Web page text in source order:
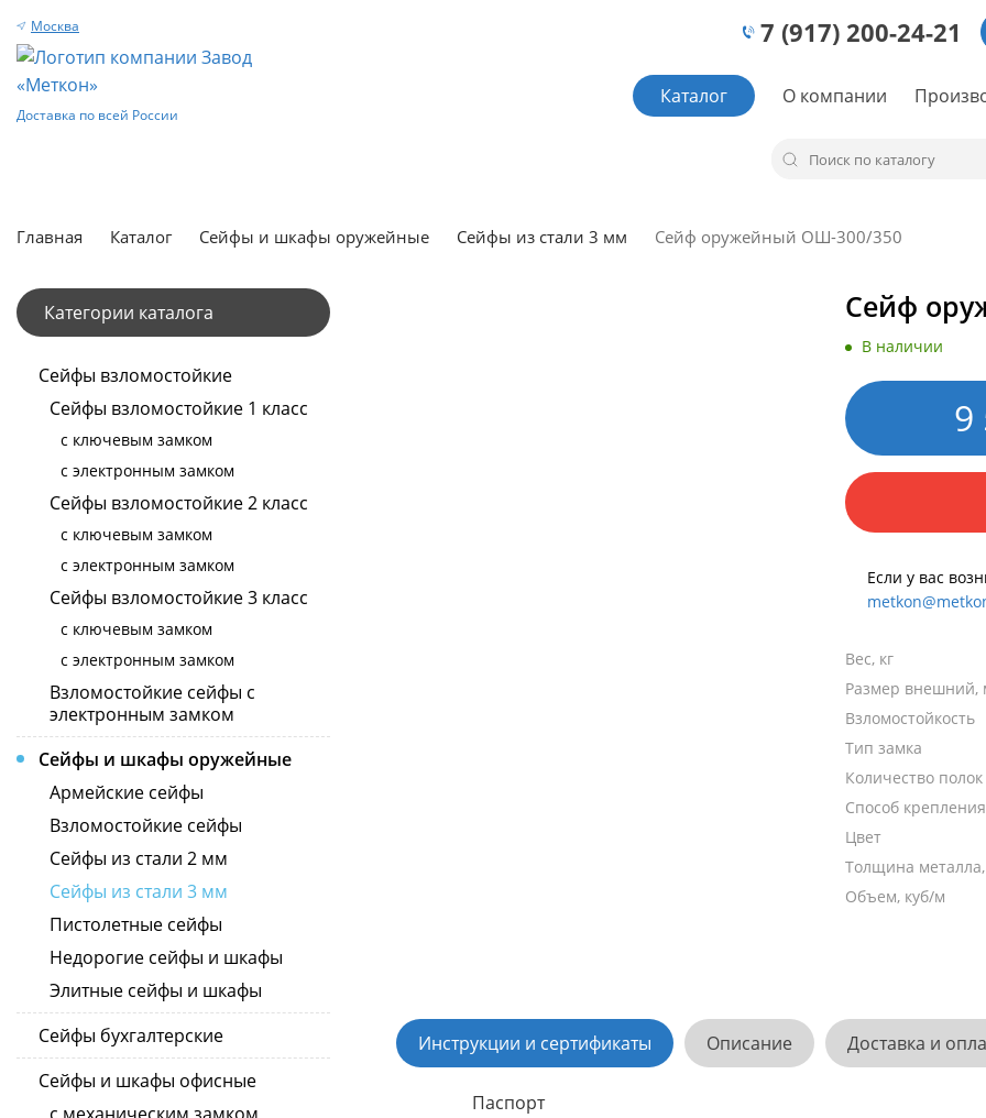
Москва
Доставка по всей России
7 (917) 200-24-21
Каталог О компании
Главная Каталог Сейфы и шкафы оружейные Сейфы из стали 3 мм Сейф оружейный ОШ-300/350
Категории каталога
Сейфы взломостойкие
Сейфы взломостойкие 1 класс
с ключевым замком
с электронным замком
Сейфы взломостойкие 2 класс
с ключевым замком
с электронным замком
Сейфы взломостойкие 3 класс
с ключевым замком
с электронным замком
Взломостойкие сейфы с
электронным замком
Сейфы и шкафы оружейные
Армейские сейфы
Взломостойкие сейфы
Сейфы из стали 2 мм
Сейфы из стали 3 мм
Пистолетные сейфы
Недорогие сейфы и шкафы
Элитные сейфы и шкафы
Сейфы бухгалтерские
Сейфы и шкафы офисные
Сейф
В наличии
9
Если у вас
Вес, кг
Размер внешний,
Взломостойкость
Тип замка
Количество полок
Способ крепления
Цвет
Толщина
Объем, куб/м
Инструкции и сертификаты Описание Доставка и
Паспорт